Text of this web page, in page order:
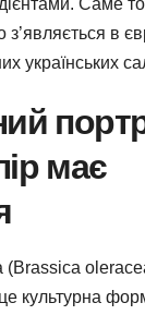
з’являється в
українських
має
(Brassica
культурна